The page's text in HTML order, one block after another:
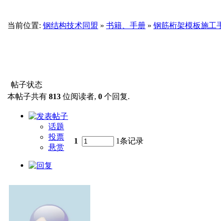
当前位置: 钢结构技术同盟 » 书籍、手册 » 钢筋桁架模板施工
帖子状态
本帖子共有 813 位阅读者, 0 个回复.
话题
投票
悬赏
1 1条记录